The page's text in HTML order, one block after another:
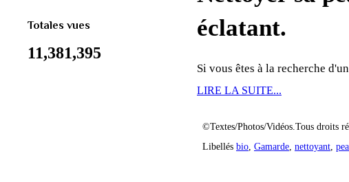
éclatant.
Si vous êtes à la recherche
LIRE LA SUITE...
©Textes/Photos/Vidéos.Tous droits
Libellés bio, Gamarde, nettoyant,
Totales vues
11,381,395